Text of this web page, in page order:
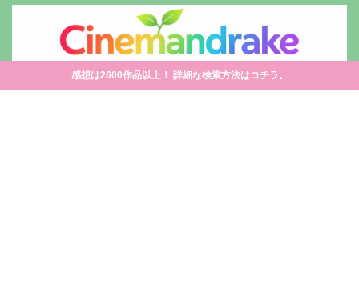
感想は2600作品以上！ 詳細な検索方法はコチラ。